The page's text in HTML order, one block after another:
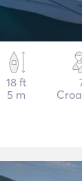
18 ft
5 m